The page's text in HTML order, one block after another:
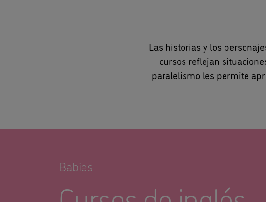
Las historias y los
cursos reflejan
paralelismo les permite
Babies